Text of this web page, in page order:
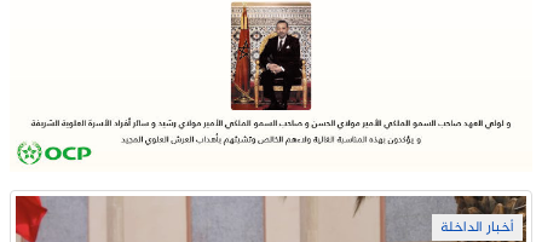
أخبار الداخلة